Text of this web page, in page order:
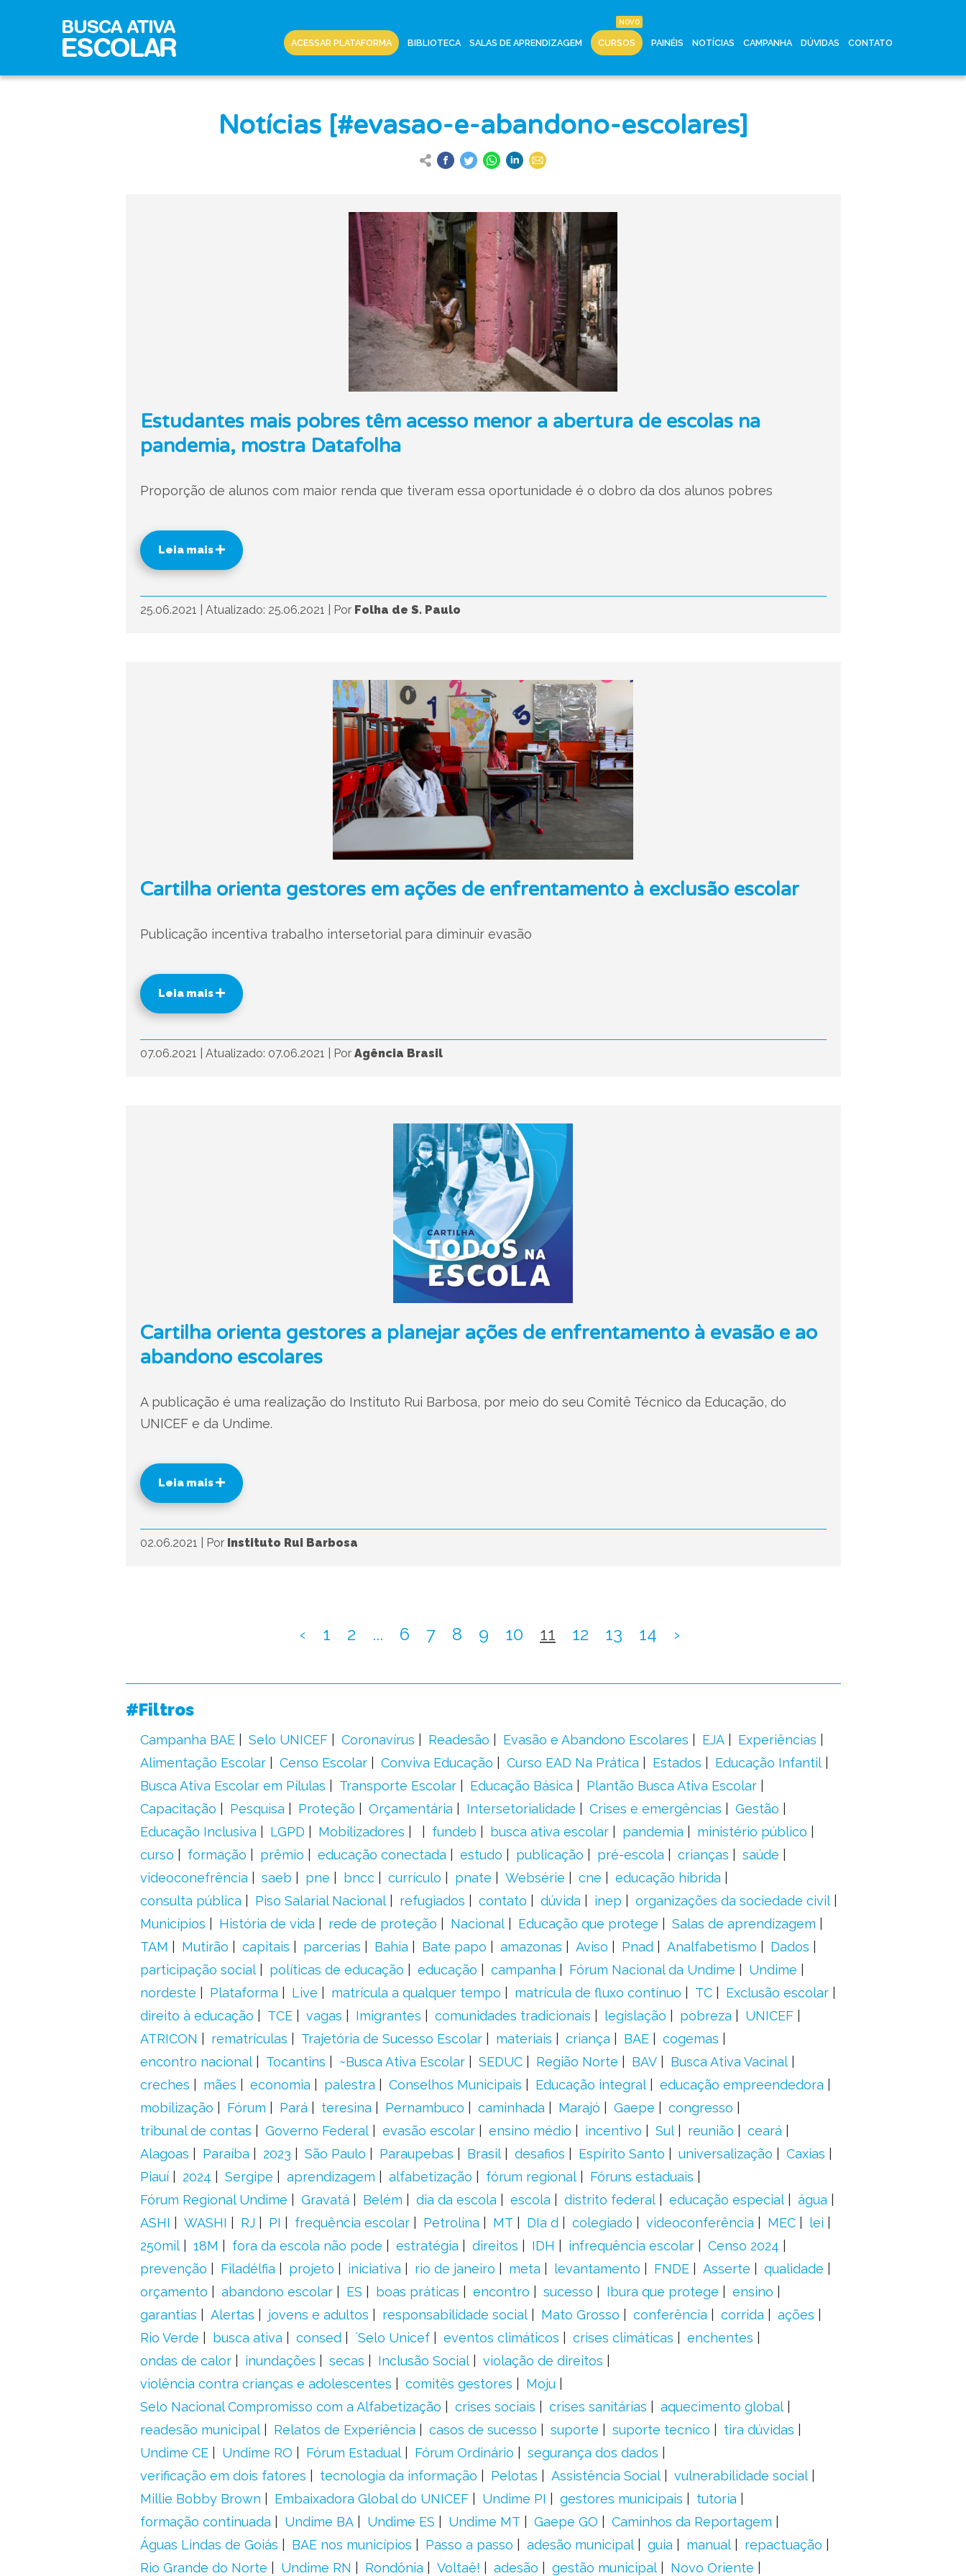
ACESSAR PLATAFORMA BIBLIOTECA SALAS DE APRENDIZAGEM CURSOS PAINÉIS NOTÍCIAS CAMPANHA DÚVIDAS CONTATO
Notícias [#evasao-e-abandono-escolares]
Estudantes mais pobres têm acesso menor a abertura de escolas na
pandemia, mostra Datafolha
Proporção de alunos com maior renda que tiveram essa oportunidade é o dobro da dos alunos pobres
Leia mais
25.06.2021 Atualizado: 25.06.2021 Por Folha de S. Paulo
Cartilha orienta gestores em ações de enfrentamento à exclusão escolar
Publicação incentiva trabalho intersetorial para diminuir evasão
Leia mais
07.06.2021 Atualizado: 07.06.2021 Por Agência Brasil
Cartilha orienta gestores a planejar ações de enfrentamento à evasão e ao
abandono escolares
A publicação é uma realização do Instituto Rui Barbosa, por meio do seu Comitê Técnico da Educação, do
UNICEF e da Undime.
Leia mais
02.06.2021 Por Instituto Rui Barbosa
‹ 1 2 ... 6 7 8 9 10 11 12 13 14 ›
#Filtros
Campanha BAE Selo UNICEF Coronavírus Readesão Evasão e Abandono Escolares EJA
Experiências
Alimentação Escolar
Censo Escolar Conviva Educação Curso EAD Na Prática Estados
Educação Infantil
Busca Ativa Escolar em Pílulas
Transporte Escolar Educação Básica
Plantão Busca Ativa Escolar
Capacitação
Pesquisa Proteção Orçamentária Intersetorialidade Crises e emergências
Gestão
Educação Inclusiva
LGPD Mobilizadores fundeb busca ativa escolar pandemia
ministério público
curso
formação prêmio educação conectada estudo publicação pré-escola crianças
saúde
videoconefrência
saeb pne bncc currículo pnate Websérie cne
educação híbrida
consulta pública
Piso Salarial Nacional refugiados contato dúvida inep
organizações da sociedade civil
Municípios
História de vida rede de proteção Nacional Educação que protege
Salas de aprendizagem
TAM
Mutirão capitais parcerias Bahia Bate papo amazonas Aviso Pnad Analfabetismo
Dados
participação social
políticas de educação educação campanha Fórum Nacional da Undime
Undime
nordeste
Plataforma Live matrícula a qualquer tempo matrícula de fluxo contínuo TC
Exclusão escolar
direito à educação
TCE vagas Imigrantes comunidades tradicionais legislação pobreza
UNICEF
ATRICON
rematrículas Trajetória de Sucesso Escolar materiais criança BAE
cogemas
encontro nacional
Tocantins ~Busca Ativa Escolar SEDUC Região Norte BAV
Busca Ativa Vacinal
creches
mães economia palestra Conselhos Municipais Educação integral
educação empreendedora
mobilização
Fórum Pará teresina Pernambuco caminhada Marajó Gaepe
congresso
tribunal de contas
Governo Federal evasão escolar ensino médio incentivo Sul reunião
ceará
Alagoas
Paraíba 2023 São Paulo Paraupebas Brasil desafios Espírito Santo universalização
Caxias
Piauí
2024 Sergipe aprendizagem alfabetização fórum regional
Fóruns estaduais
Fórum Regional Undime
Gravatá Belém dia da escola escola distrito federal educação especial
água
ASHI
WASHI RJ PI frequência escolar Petrolina MT DIa d colegiado videoconferência MEC
lei
250mil
18M fora da escola não pode estratégia direitos IDH infrequência escolar
Censo 2024
prevenção
Filadélfia projeto iniciativa rio de janeiro meta levantamento FNDE Asserte
qualidade
orçamento
abandono escolar ES boas práticas encontro sucesso Ibura que protege
ensino
garantias
Alertas jovens e adultos responsabilidade social Mato Grosso conferência corrida
ações
Rio Verde
busca ativa consed ´Selo Unicef eventos climáticos crises climáticas
enchentes
ondas de calor
inundações secas Inclusão Social
violação de direitos
violência contra crianças e adolescentes
comitês gestores
Moju
Selo Nacional Compromisso com a Alfabetização
crises sociais crises sanitárias
aquecimento global
readesão municipal
Relatos de Experiência casos de sucesso suporte suporte tecnico
tira dúvidas
Undime CE
Undime RO Fórum Estadual Fórum Ordinário
segurança dos dados
verificação em dois fatores
tecnologia da informação Pelotas Assistência Social
vulnerabilidade social
Millie Bobby Brown
Embaixadora Global do UNICEF Undime PI gestores municipais
tutoria
formação continuada
Undime BA Undime ES Undime MT Gaepe GO
Caminhos da Reportagem
Águas Lindas de Goiás
BAE nos municípios Passo a passo adesão municipal guia manual
repactuação
Rio Grande do Norte
Undime RN Rondônia Voltaê! adesão gestão municipal Novo Oriente